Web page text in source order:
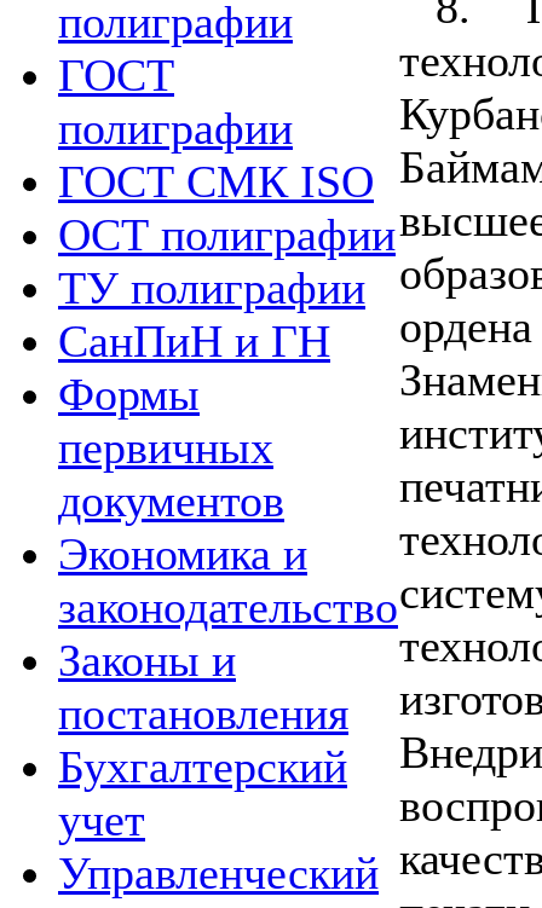
полиграфии
ГОСТ
полиграфии
ГОСТ СМК ISO
ОСТ полиграфии
ТУ полиграфии
СанПиН и ГН
Формы
первичных
документов
Экономика и
законодательство
Законы и
постановления
Бухгалтерский
учет
Управленческий